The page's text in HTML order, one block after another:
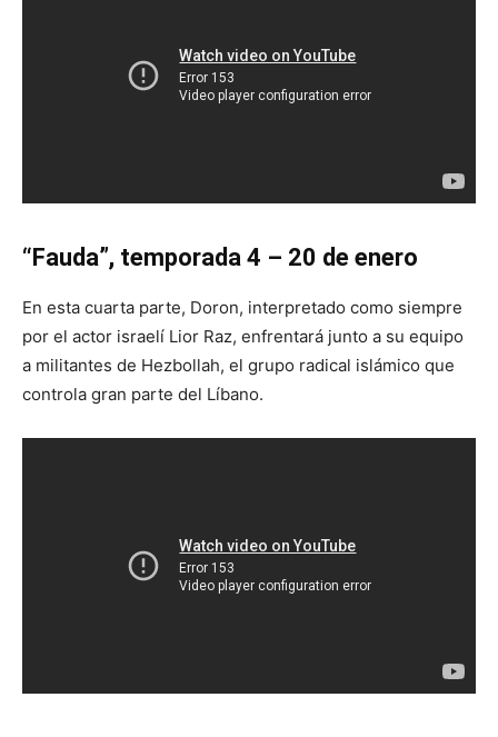
“Fauda”, temporada 4 – 20 de enero
En esta cuarta parte, Doron, interpretado como siempre
por el actor israelí Lior Raz, enfrentará junto a su equipo
a militantes de Hezbollah, el grupo radical islámico que
controla gran parte del Líbano.